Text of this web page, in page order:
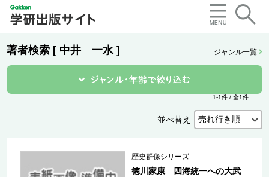
著者検索 [ 中井 一水 ] ジャンル一覧
1-1件 / 全1件
並べ替え
歴史群像シリーズ
徳川家康 四海統一への大武